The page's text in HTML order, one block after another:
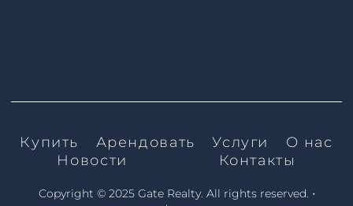
Купить Арендовать Услуги
О нас
Новости
Контакты
Copyright © 2025 Gate Realty. All rights reserved. •